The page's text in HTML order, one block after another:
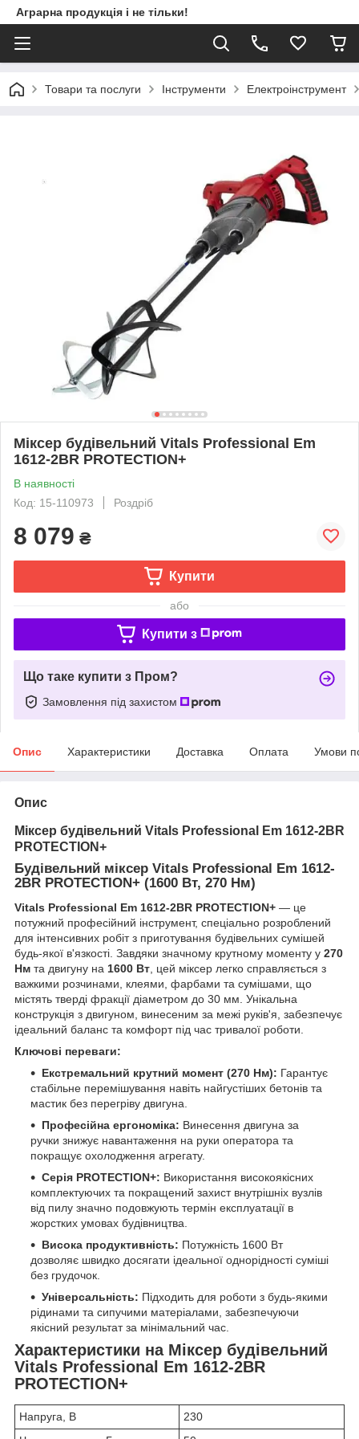
Аграрна продукція і не тільки!
Товари та послуги Інструменти Електроінструмент
Міксер будівельний Vitals Professional Em
1612-2BR PROTECTION+
В наявності
Код: 15-110973
Роздріб
8 079 ₴
Купити
або
Купити з
Що таке купити з Пром?
Замовлення під захистом
Опис Характеристики Доставка Оплата Умови
Опис
Міксер будівельний Vitals Professional Em 1612-2BR
PROTECTION+
Будівельний міксер Vitals Professional Em 1612-
2BR PROTECTION+ (1600 Вт, 270 Нм)
Vitals Professional Em 1612-2BR PROTECTION+ — це
потужний професійний інструмент, спеціально розроблений
для інтенсивних робіт з приготування будівельних сумішей
будь-якої в'язкості. Завдяки значному крутному моменту у 270
Нм та двигуну на 1600 Вт , цей міксер легко справляється з
важкими розчинами, клеями, фарбами та сумішами, що
містять тверді фракції діаметром до 30 мм. Унікальна
конструкція з двигуном, винесеним за межі руків'я, забезпечує
ідеальний баланс та комфорт під час тривалої роботи.
Ключові переваги:
Екстремальний крутний момент (270 Нм): Гарантує
стабільне перемішування навіть найгустіших бетонів та
мастик без перегріву двигуна.
Професійна ергономіка: Винесення двигуна за
ручки знижує навантаження на руки оператора та
покращує охолодження агрегату.
Серія PROTECTION+: Використання високоякісних
комплектуючих та покращений захист внутрішніх вузлів
від пилу значно подовжують термін експлуатації в
жорстких умовах будівництва.
Висока продуктивність: Потужність 1600 Вт
дозволяє швидко досягати ідеальної однорідності суміші
без грудочок.
Універсальність: Підходить для роботи з будь-якими
рідинами та сипучими матеріалами, забезпечуючи
якісний результат за мінімальний час.
Характеристики на Міксер будівельний
Vitals Professional Em 1612-2BR
PROTECTION+
Напруга, В
230